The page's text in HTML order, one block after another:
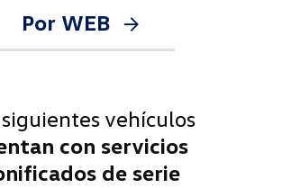
Por WEB
siguientes vehículos
con servicios
de serie